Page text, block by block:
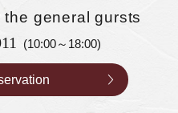
the general gursts
(10:00～18:00)